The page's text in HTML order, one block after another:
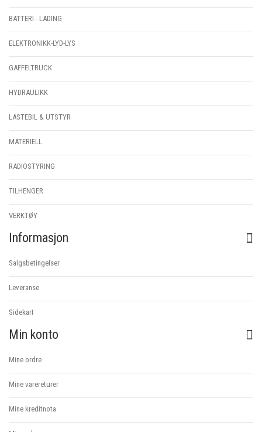
BATTERI - LADING
ELEKTRONIKK-LYD-LYS
GAFFELTRUCK
HYDRAULIKK
LASTEBIL & UTSTYR
MATERIELL
RADIOSTYRING
TILHENGER
VERKTØY
Informasjon
Salgsbetingelser
Leveranse
Sidekart
Min konto
Mine ordre
Mine varereturer
Mine kreditnota